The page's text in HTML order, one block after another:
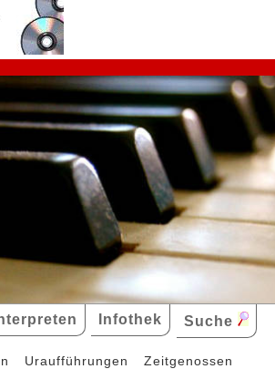
Infothek Suche
Uraufführungen Zeitgenossen